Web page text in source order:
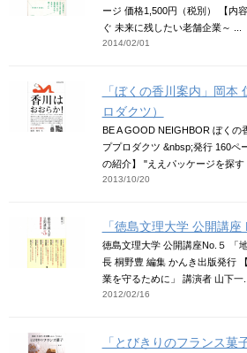
ージ 価格1,500円（税別） 【内
ぐ 未来に残したい老舗企業～ ...
2014/02/01
「ぼくの香川案内」岡本
ロダクツ）
BE A GOOD NEIGHBOR ぼくの
ププロダクツ &nbsp;発行 160ペ
の紹介】 "ええパッケージを探す
2013/10/20
「徳島文理大学 公開講座
徳島文理大学 公開講座No.５ 「
長 桐野豊 編集 かんき出版発行
業を守るために」 講演者 山下一
2012/02/16
「とびきりのフランス菓